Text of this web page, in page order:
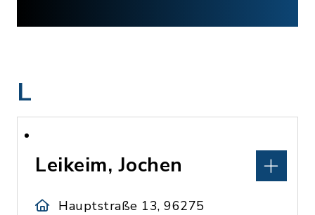
L
Leikeim, Jochen
Hauptstraße 13, 96275